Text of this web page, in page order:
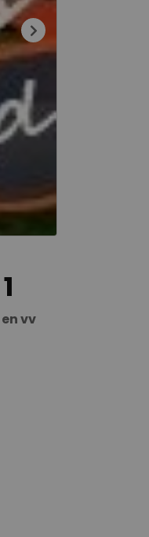
vv